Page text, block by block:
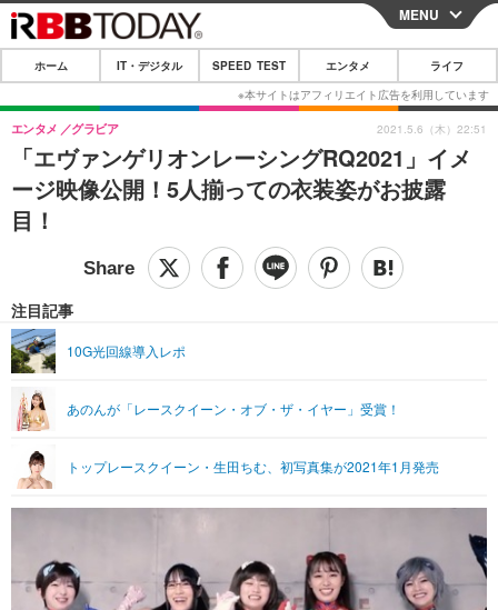
CLOSE
ホーム
IT・デジタル
IT・デジタルTOP スマートフォン
ガジェット・ツール
ショッピング その他
SPEED TEST
エンタメ
エンタメTOP 映画・ドラマ
音楽
ペット
リリース一覧
プッシュ通知の停止方法
MENU
ホーム IT・デジタル SPEED TEST エンタメ ライフ
「エヴァンゲリオンレーシングRQ2021」イメ
ージ映像公開！5人揃っての衣装姿がお披露
目！
エンタメ グラビア
注目記事
10G光回線導入レポ
あのんが「レースクイーン・オブ・ザ・イヤー」受賞！
トップレースクイーン・生田ちむ、初写真集が2021年1月発売
2021.5.6（木）22:51